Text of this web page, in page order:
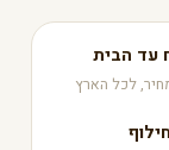
עד הבית
לכל הארץ